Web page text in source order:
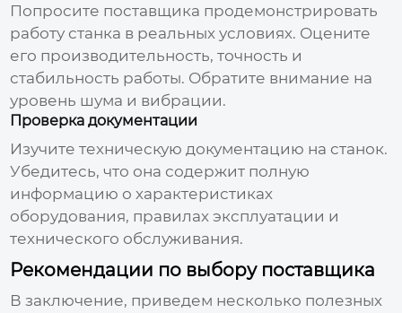
Попросите поставщика продемонстрировать
работу станка в реальных условиях. Оцените
его производительность, точность и
стабильность работы. Обратите внимание на
уровень шума и вибрации.
Проверка документации
Изучите техническую документацию на станок.
Убедитесь, что она содержит полную
информацию о характеристиках
оборудования, правилах эксплуатации и
технического обслуживания.
Рекомендации по выбору поставщика
В заключение, приведем несколько полезных